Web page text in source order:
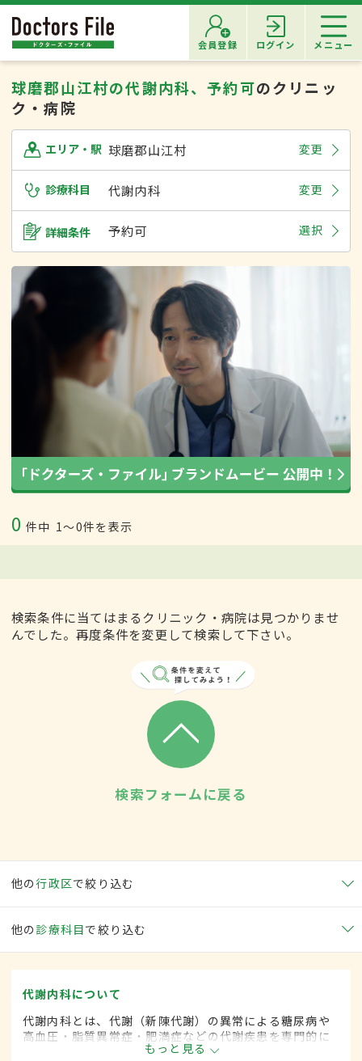
会員登録 ログイン メニュー
球磨郡山江村の代謝内科、予約可のクリニッ
ク・病院
エリア・駅 球磨郡山江村 変更
診療科目 代謝内科 変更
詳細条件 予約可 選択
0 件中 1〜0件を表示
検索条件に当てはまるクリニック・病院は見つかりませ
んでした。再度条件を変更して検索して下さい。
検索フォームに戻る
他の行政区で絞り込む
他の 診療科目で絞り込む
代謝内科について
代謝内科とは、代謝（新陳代謝）の異常による糖尿病や
高血圧・脂質異常症・肥満症などの代謝疾患を専門的に
取り扱う内科の一領域です。
もっと見る